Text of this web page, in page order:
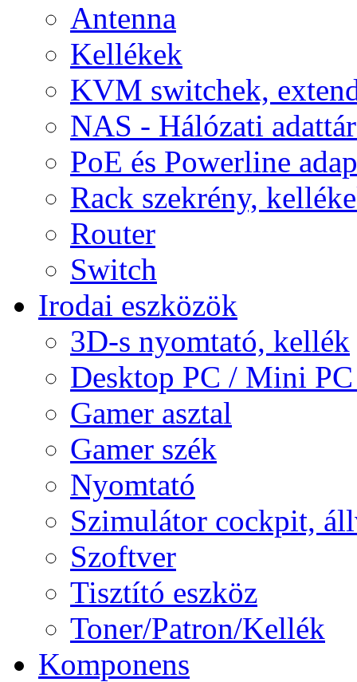
Antenna
Kellékek
KVM switchek,
NAS - Hálózati
PoE és Powerline
Rack szekrény,
Router
Switch
Irodai eszközök
3D-s nyomtató, kellék
Desktop PC / Mini
Gamer asztal
Gamer szék
Nyomtató
Szimulátor cockpit,
Szoftver
Tisztító eszköz
Toner/Patron/Kellék
Komponens